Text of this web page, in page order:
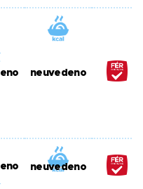
neuvedeno
neuvedeno